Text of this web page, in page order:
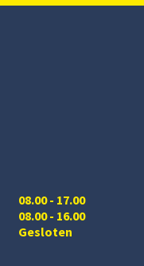
08.00 - 17.00
08.00 - 16.00
Gesloten